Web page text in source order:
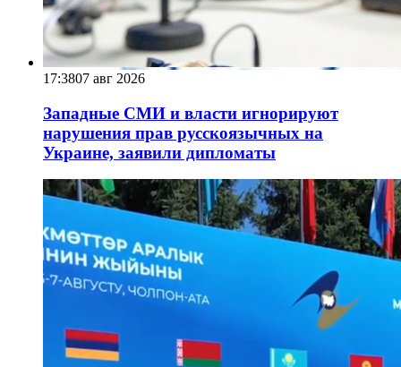
17:3807 авг 2026
Западные СМИ и власти игнорируют
нарушения прав русскоязычных на
Украине, заявили дипломаты